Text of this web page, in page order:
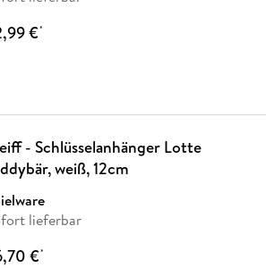
€*
- Schlüsselanhänger Lotte
weiß, 12cm
lieferbar
€*